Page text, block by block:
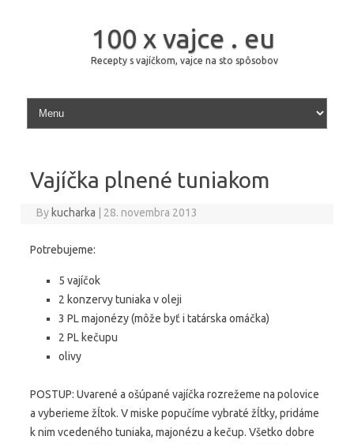
100 x vajce . eu
Recepty s vajíčkom, vajce na sto spôsobov
Skip to content
Vajíčka plnené tuniakom
By kucharka 28. novembra 2013
Potrebujeme:
5 vajíčok
2 konzervy tuniaka v oleji
3 PL majonézy (môže byť i tatárska omáčka)
2 PL kečupu
olivy
POSTUP: Uvarené a ošúpané vajíčka rozrežeme na polovice
a vyberieme žĺtok. V miske popučíme vybraté žĺtky, pridáme
k nim vcedeného tuniaka, majonézu a kečup. Všetko dobre